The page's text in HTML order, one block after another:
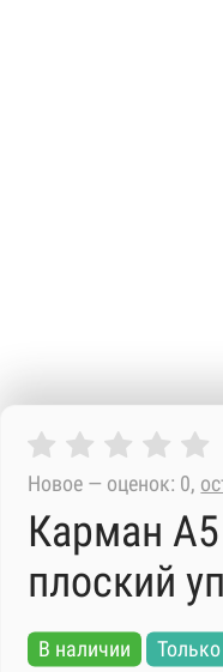
Новое — оценок: 0,
Карман
плоский
В наличии